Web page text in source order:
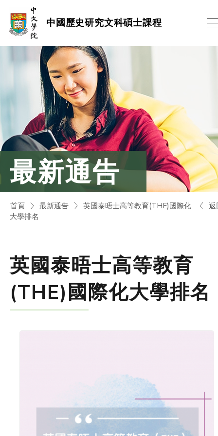
中國歷史研究文科碩士課程
到
內
輸
入
鍵)
最新通告
首頁 最新通告
英國泰晤士高等教育(THE)國際化
大學排名
返
英國泰晤士高等教育
(THE)國際化大學排名